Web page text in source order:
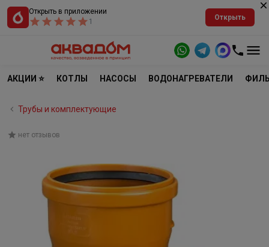
Открыть в приложении
1
Открыть
АКЦИИ ⭐ КОТЛЫ НАСОСЫ ВОДОНАГРЕВАТЕЛИ
Трубы и комплектующие
нет отзывов